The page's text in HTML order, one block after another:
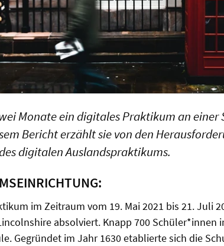
Monate ein digitales Praktikum an einer
Bericht erzählt sie von den
digitalen Auslandspraktikums.
im Zeitraum vom 19. Mai 2021 bis 21. Juli
absolviert. Knapp 700 Schüler*innen
Gegründet im Jahr 1630 etablierte sich die